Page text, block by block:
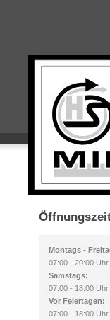
Montags -
07:00 - 20:00 Uhr
Samstags:
07:00 - 18:00 Uhr
Vor Feiertagen:
07:00 - 18:00 Uhr